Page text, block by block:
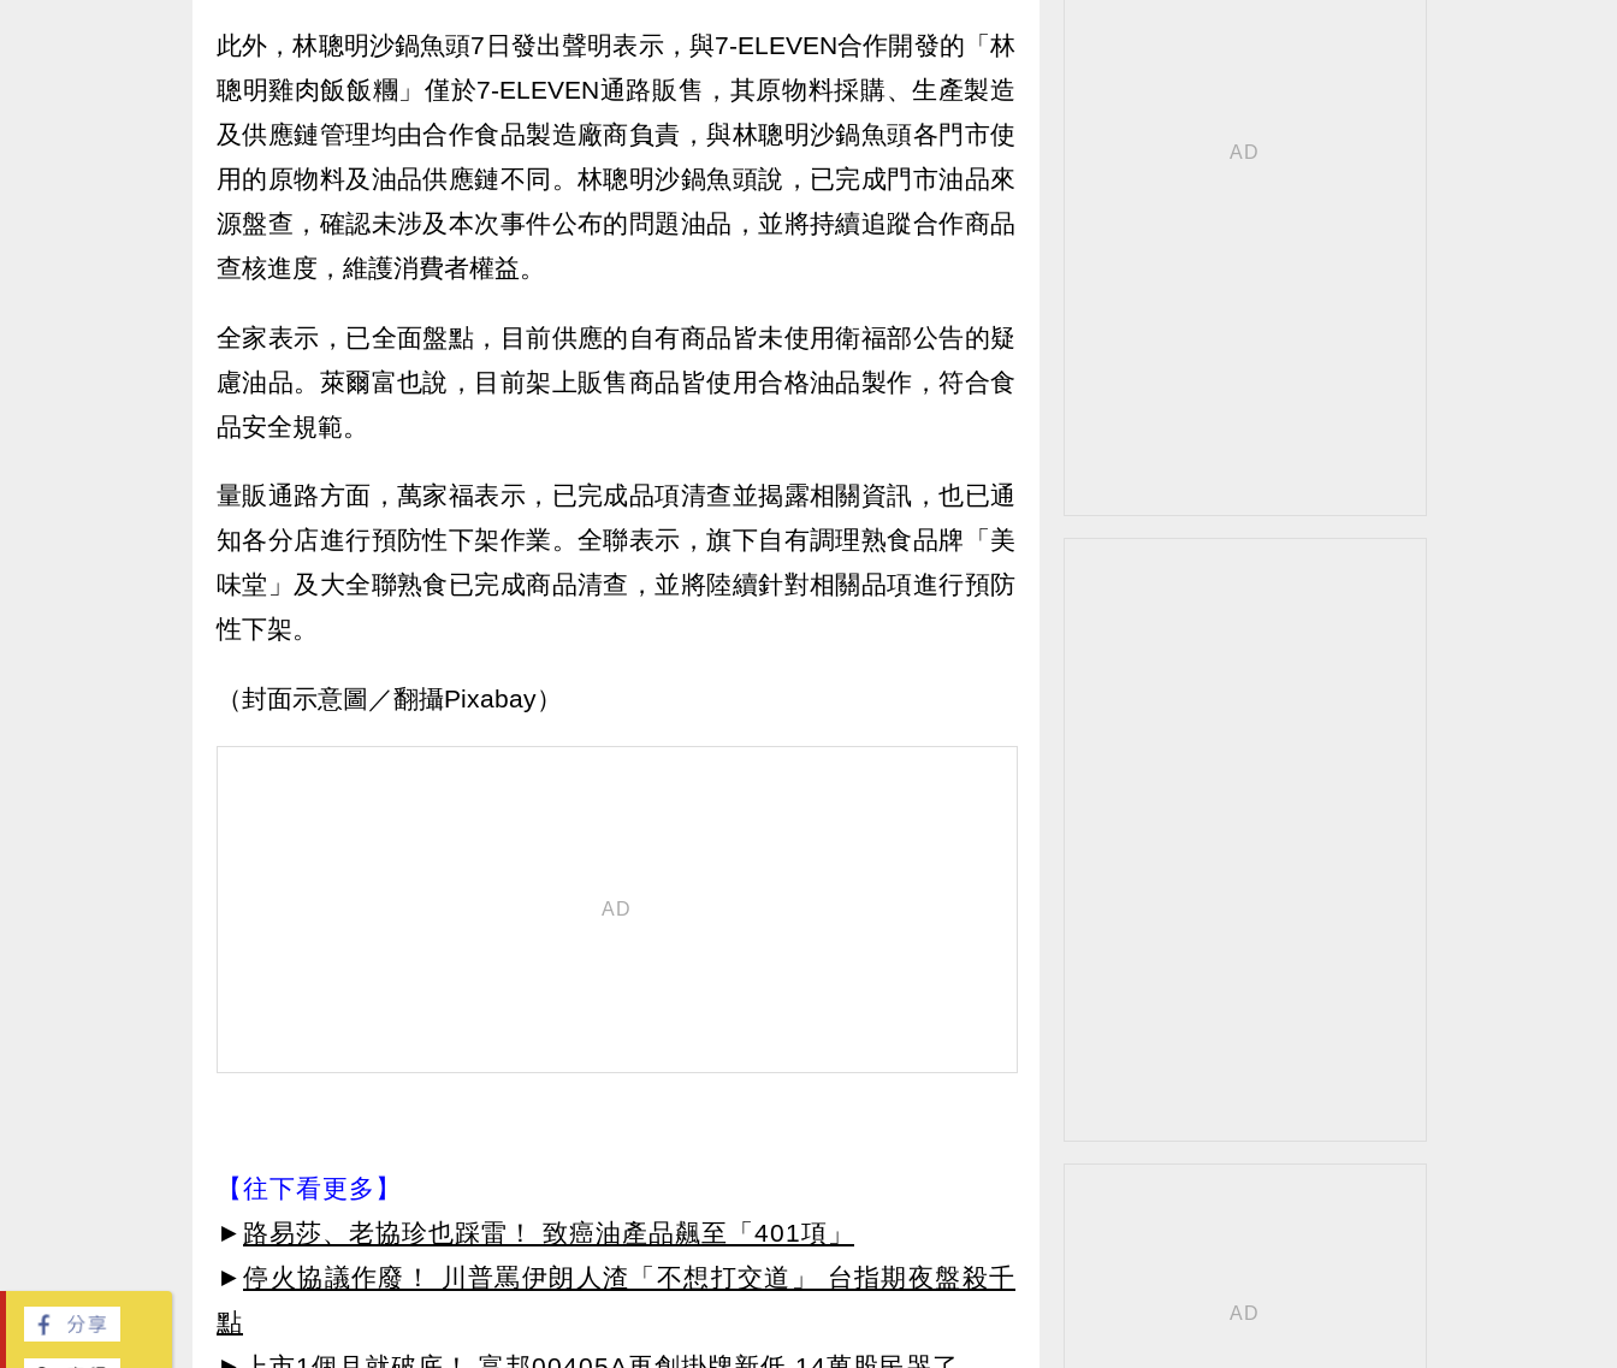
此外，林聰明沙鍋魚頭7日發出聲明表示，與7-ELEVEN合作開發的「林
聰明雞肉飯飯糰」僅於7-ELEVEN通路販售，其原物料採購、生產製造
及供應鏈管理均由合作食品製造廠商負責，與林聰明沙鍋魚頭各門市使
用的原物料及油品供應鏈不同。林聰明沙鍋魚頭說，已完成門市油品來
源盤查，確認未涉及本次事件公布的問題油品，並將持續追蹤合作商品
查核進度，維護消費者權益。
全家表示，已全面盤點，目前供應的自有商品皆未使用衛福部公告的疑
慮油品。萊爾富也說，目前架上販售商品皆使用合格油品製作，符合食
品安全規範。
量販通路方面，萬家福表示，已完成品項清查並揭露相關資訊，也已通
知各分店進行預防性下架作業。全聯表示，旗下自有調理熟食品牌「美
味堂」及大全聯熟食已完成商品清查，並將陸續針對相關品項進行預防
性下架。
（封面示意圖／翻攝Pixabay）
【往下看更多】
► 路易莎、老協珍也踩雷！ 致癌油產品飆至「401項」
► 停火協議作廢！ 川普罵伊朗人渣「不想打交道」 台指期夜盤殺千
點